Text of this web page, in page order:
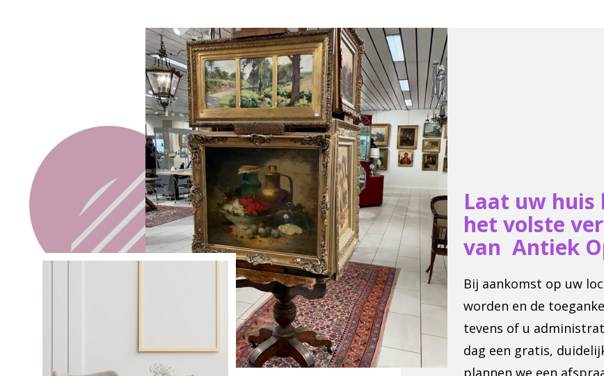
Laat uw huis
het volste
van Antiek
Bij aankomst op uw
worden en de
tevens of u
dag een gratis,
plannen we een